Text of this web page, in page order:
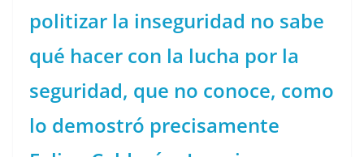
politizar la inseguridad no sabe
qué hacer con la lucha por la
seguridad, que no conoce, como
lo demostró precisamente